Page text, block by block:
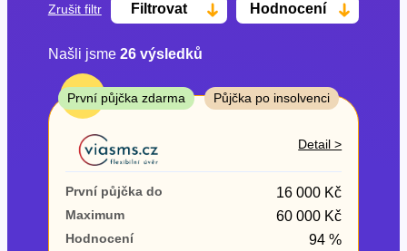
Zrušit filtr Filtrovat Hodnocení
Cena
Od
První půjčka zdarma
–
ano
Našli jsme 26výsledků
TOP
První půjčka zdarma Půjčka po insolvenci
Detail >
První půjčka do 16 000 Kč
Maximum 60 000 Kč
Hodnocení 94 %